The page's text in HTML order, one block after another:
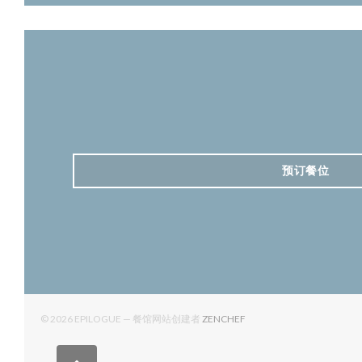
预订餐位
© 2026 EPILOGUE — 餐馆网站创建者 ZENCHEF